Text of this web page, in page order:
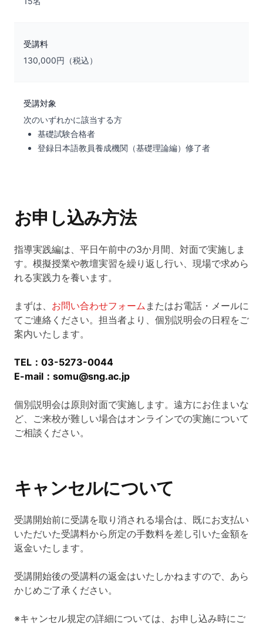
受講料
130,000円（税込）
受講対象
次のいずれかに該当する方
基礎試験合格者
登録日本語教員養成機関（基礎理論編）修了者
お申し込み方法
指導実践編は、平日午前中の3か月間、対面で実施しま
す。模擬授業や教壇実習を繰り返し行い、現場で求めら
れる実践力を養います。
まずは、 お問い合わせフォーム またはお電話・メールに
てご連絡ください。担当者より、個別説明会の日程をご
案内いたします。
TEL：03-5273-0044
E-mail：somu@sng.ac.jp
個別説明会は原則対面で実施します。遠方にお住まいな
ど、ご来校が難しい場合はオンラインでの実施について
ご相談ください。
キャンセルについて
受講開始前に受講を取り消される場合は、既にお支払い
いただいた受講料から所定の手数料を差し引いた金額を
返金いたします。
受講開始後の受講料の返金はいたしかねますので、あら
かじめご了承ください。
※キャンセル規定の詳細については、お申し込み時にご